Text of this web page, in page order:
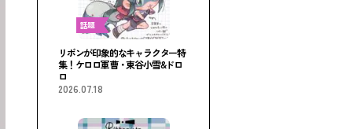
話題
リボンが印象的なキャラクター特
集！ケロロ軍曹・東谷小雪&ドロ
ロ
2026.07.18